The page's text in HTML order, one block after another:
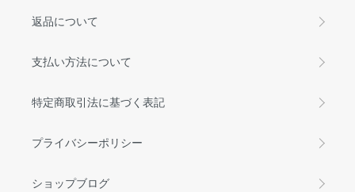
返品について
支払い方法について
特定商取引法に基づく表記
プライバシーポリシー
ショップブログ